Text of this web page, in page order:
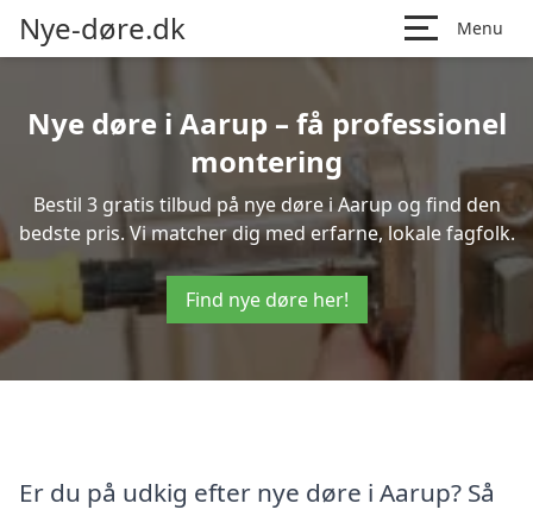
Nye-døre.dk Menu
Nye døre i Aarup – få professionel
montering
Bestil 3 gratis tilbud på nye døre i Aarup og find den
bedste pris. Vi matcher dig med erfarne, lokale fagfolk.
Find nye døre her!
Er du på udkig efter nye døre i Aarup? Så